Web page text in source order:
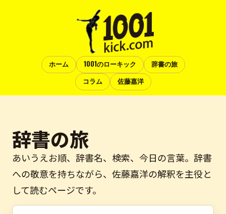
ホーム 1001のローキック
辞書の旅
コラム
佐藤嘉洋
辞書の旅
あいうえお順、辞書名、検索、今日の言葉。辞書
への敬意を持ちながら、佐藤嘉洋の解釈を主役と
して読むページです。